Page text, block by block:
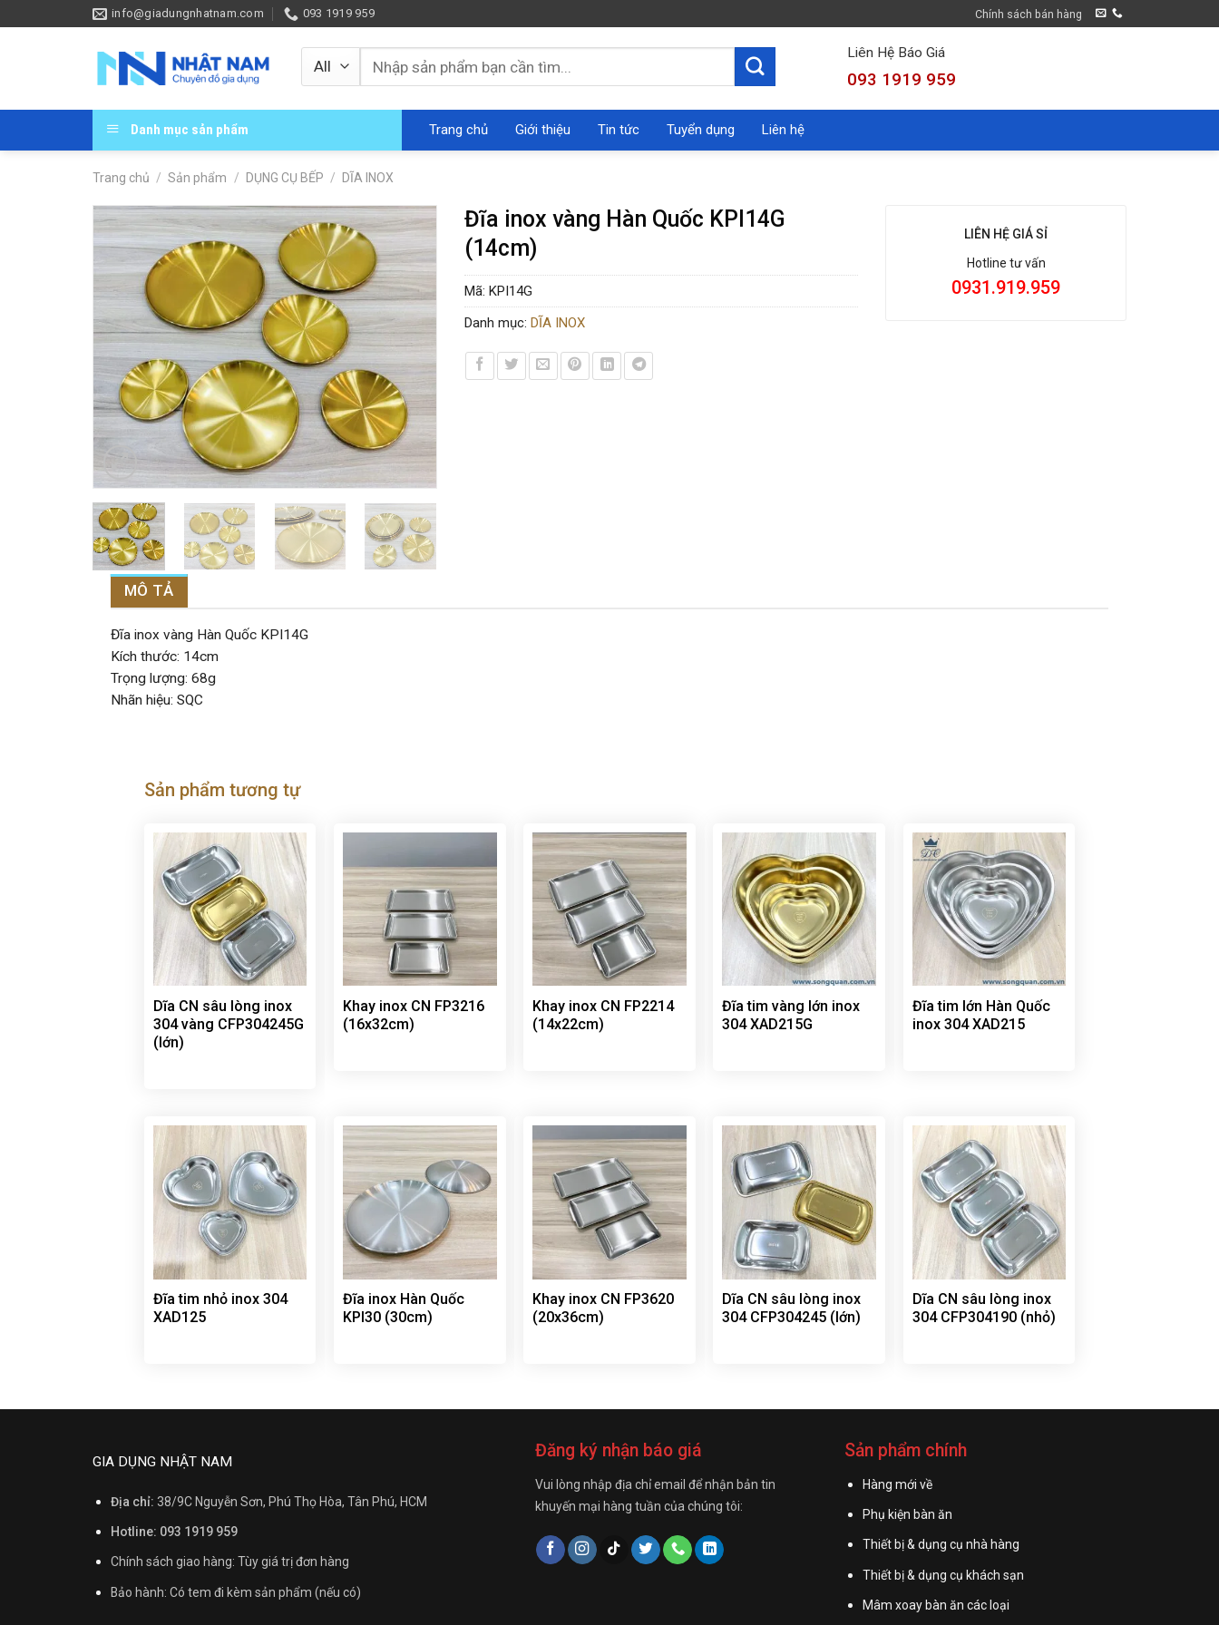
to
info@giadungnhatnam.com 093 1919 959 Chính sách bán hàng
Tìm
kiếm:
Liên Hệ Báo Giá
093 1919 959
Danh mục sản phẩm Trang chủ Giới thiệu Tin tức Tuyển dụng Liên hệ
Trang chủ / Sản phẩm / DỤNG CỤ BẾP / DĨA INOX
Đĩa inox vàng Hàn Quốc KPI14G
(14cm)
Mã: KPI14G
Danh mục: DĨA INOX
LIÊN HỆ GIÁ SỈ
Hotline tư vấn
0931.919.959
MÔ TẢ
Đĩa inox vàng Hàn Quốc KPI14G
Kích thước: 14cm
Trọng lượng: 68g
Nhãn hiệu: SQC
Sản phẩm tương tự
Dĩa CN sâu lòng inox
304 vàng CFP304245G
(lớn)
Khay inox CN FP3216
(16x32cm)
Khay inox CN FP2214
(14x22cm)
Đĩa tim vàng lớn inox
304 XAD215G
Đĩa tim lớn Hàn Quốc
inox 304 XAD215
Đĩa tim nhỏ inox 304
XAD125
Đĩa inox Hàn Quốc
KPI30 (30cm)
Khay inox CN FP3620
(20x36cm)
Dĩa CN sâu lòng inox
304 CFP304245 (lớn)
Dĩa CN sâu lòng inox
304 CFP304190 (nhỏ)
GIA DỤNG NHẬT NAM
Địa chỉ: 38/9C Nguyễn Sơn, Phú Thọ Hòa, Tân Phú, HCM
Hotline: 093 1919 959
Chính sách giao hàng: Tùy giá trị đơn hàng
Bảo hành: Có tem đi kèm sản phẩm (nếu có)
Đăng ký nhận báo giá
Vui lòng nhập địa chỉ email để nhận bản tin
khuyến mại hàng tuần của chúng tôi:
Sản phẩm chính
Hàng mới về
Phụ kiện bàn ăn
Thiết bị & dụng cụ nhà hàng
Thiết bị & dụng cụ khách sạn
Mâm xoay bàn ăn các loại